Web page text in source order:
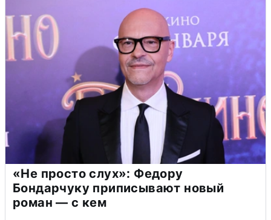
«Не просто слух»: Федору
Бондарчуку приписывают новый
роман — с кем